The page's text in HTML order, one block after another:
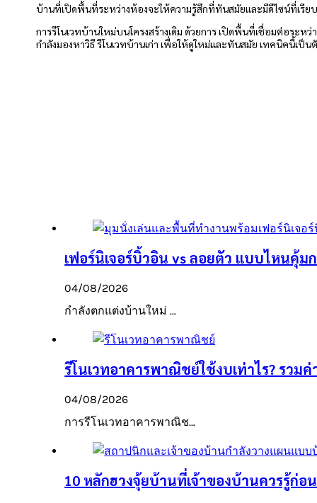
บ้านที่เปิดพื้นที่ระหว่างห้องจะให้ความรู้สึกที่ทันสมัยและมีดีไซน์ที่เรีย
การรีโนเวทบ้านใหม่บนโครงสร้างเดิม ด้วยการ เปิดพื้นที่เชื่อมต่อระ
กำลังมองหาวิธี รีโนเวทบ้านเก่า เพื่อให้ดูใหม่และทันสมัย เทคนิคนี้เป็
เฟอร์นิเจอร์บิ้วอิน vs ลอยตัว แบบไหนคุ้
04/08/2026
กำลังตกแต่งบ้านใหม่ …
รีโนเวทอาคารพาณิชย์ใช้งบเท่าไร? รวม
04/08/2026
การรีโนเวทอาคารพาณิช…
10 หลักฮวงจุ้ยบ้านที่เจ้าของบ้านควรรู้ก่อน